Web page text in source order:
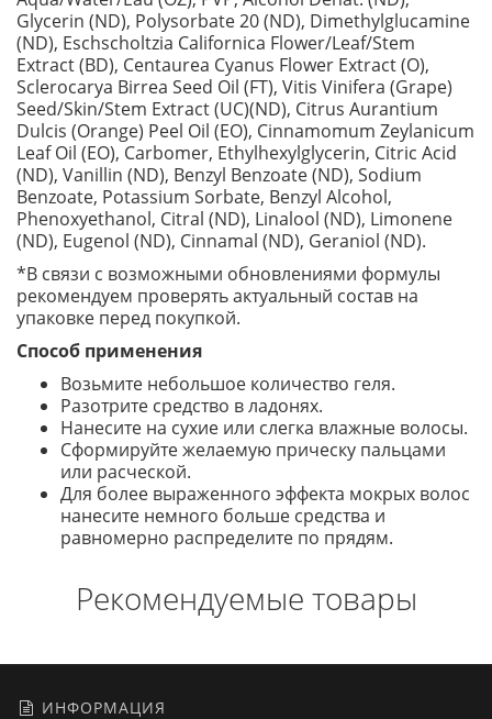
Glycerin (ND), Polysorbate 20 (ND), Dimethylglucamine
(ND), Eschscholtzia Californica Flower/Leaf/Stem
Extract (BD), Centaurea Cyanus Flower Extract (O),
Sclerocarya Birrea Seed Oil (FT), Vitis Vinifera (Grape)
Seed/Skin/Stem Extract (UC)(ND), Citrus Aurantium
Dulcis (Orange) Peel Oil (EO), Cinnamomum Zeylanicum
Leaf Oil (EO), Carbomer, Ethylhexylglycerin, Citric Acid
(ND), Vanillin (ND), Benzyl Benzoate (ND), Sodium
Benzoate, Potassium Sorbate, Benzyl Alcohol,
Phenoxyethanol, Citral (ND), Linalool (ND), Limonene
(ND), Eugenol (ND), Cinnamal (ND), Geraniol (ND).
*В связи с возможными обновлениями формулы
рекомендуем проверять актуальный состав на
упаковке перед покупкой.
Способ применения
Возьмите небольшое количество геля.
Разотрите средство в ладонях.
Нанесите на сухие или слегка влажные волосы.
Сформируйте желаемую прическу пальцами
или расческой.
Для более выраженного эффекта мокрых волос
нанесите немного больше средства и
равномерно распределите по прядям.
Рекомендуемые товары
ИНФОРМАЦИЯ